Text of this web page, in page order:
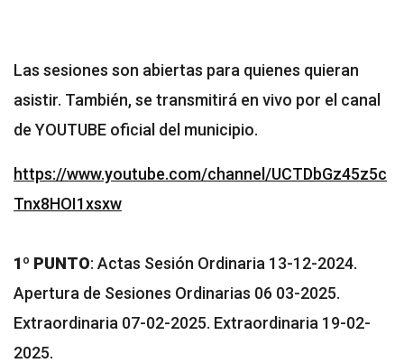
Las sesiones son abiertas para quienes quieran
asistir. También, se transmitirá en vivo por el canal
de YOUTUBE oficial del municipio.
https://www.youtube.com/channel/UCTDbGz45z5c
Tnx8HOI1xsxw
1º PUNTO: Actas Sesión Ordinaria 13-12-2024.
Apertura de Sesiones Ordinarias 06 03-2025.
Extraordinaria 07-02-2025. Extraordinaria 19-02-
2025.